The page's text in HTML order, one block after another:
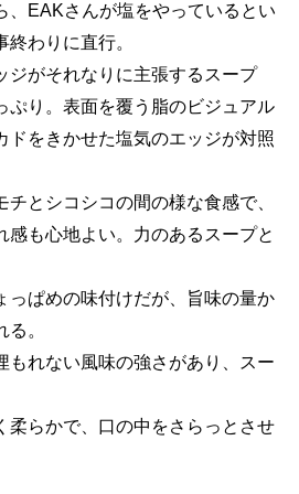
、EAKさんが塩をやっているとい
わりに直行。
ジがそれなりに主張するスープ
ぷり。表面を覆う脂のビジュアル
ドをきかせた塩気のエッジが対照
とシコシコの間の様な食感で、
感も心地よい。力のあるスープと
っぱめの味付けだが、旨味の量か
。
もれない風味の強さがあり、スー
柔らかで、口の中をさらっとさせ